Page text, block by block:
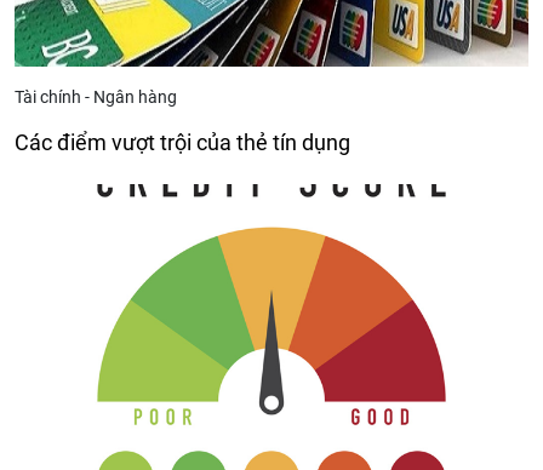
Tài chính - Ngân hàng
Các điểm vượt trội của thẻ tín dụng